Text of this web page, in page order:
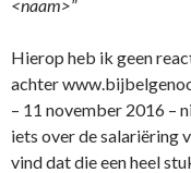
<naam>”
Hierop heb ik geen
achter
– 11 november 2016 –
iets over de salariëring
vind dat die een heel